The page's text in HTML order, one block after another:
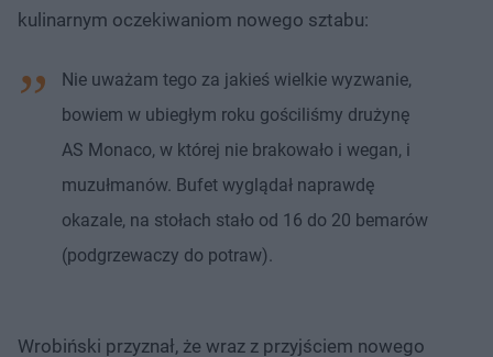
kulinarnym oczekiwaniom nowego sztabu:
Nie uważam tego za jakieś wielkie wyzwanie,
bowiem w ubiegłym roku gościliśmy drużynę
AS Monaco, w której nie brakowało i wegan, i
muzułmanów. Bufet wyglądał naprawdę
okazale, na stołach stało od 16 do 20 bemarów
(podgrzewaczy do potraw).
Wrobiński przyznał, że wraz z przyjściem nowego